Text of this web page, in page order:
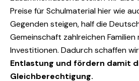
Preise für Schulmaterial hier wie
Gegenden steigen, half die
Gemeinschaft zahlreichen
Investitionen. Dadurch schaffen wir
Entlastung und fördern damit
Gleichberechtigung.